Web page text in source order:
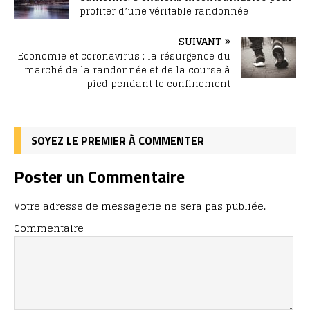
profiter d’une véritable randonnée
SUIVANT
Economie et coronavirus : la résurgence du
marché de la randonnée et de la course à
pied pendant le confinement
SOYEZ LE PREMIER À COMMENTER
Poster un Commentaire
Votre adresse de messagerie ne sera pas publiée.
Commentaire